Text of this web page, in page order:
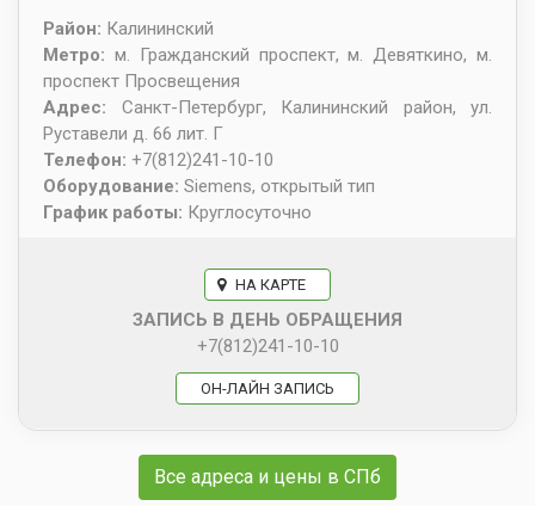
Район: Калининский
Метро: м. Гражданский проспект, м. Девяткино, м.
проспект Просвещения
Адрес: Санкт-Петербург, Калининский район, ул.
Руставели д. 66 лит. Г
Телефон: +7(812)241-10-10
Оборудование: Siemens, открытый тип
График работы: Круглосуточно
НА КАРТЕ
ЗАПИСЬ В ДЕНЬ ОБРАЩЕНИЯ
+7(812)241-10-10
ОН-ЛАЙН ЗАПИСЬ
Все адреса и цены в СПб